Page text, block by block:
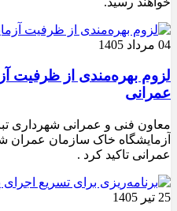
04 مرداد 1405
لزوم بهره‌مندی از ظرفیت
عمرانی
معاون فنی و عمرانی شهرداری
آزمایشگاه خاک سازمان عمران
عمرانی تاکید کرد .
25 تیر 1405